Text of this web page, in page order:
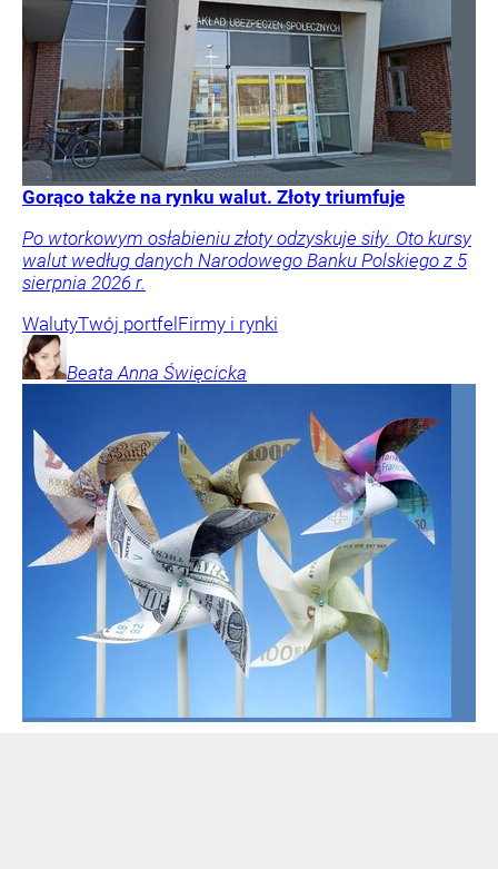
Gorąco także na rynku walut. Złoty triumfuje
Po wtorkowym osłabieniu złoty odzyskuje siły. Oto kursy
walut według danych Narodowego Banku Polskiego z 5
sierpnia 2026 r.
WalutyTwój portfelFirmy i rynki
Beata Anna Święcicka